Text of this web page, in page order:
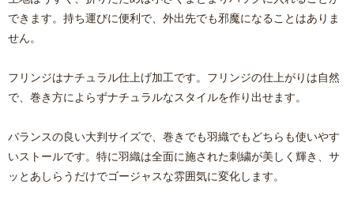
できます。持ち運びに便利で、外出先でも邪魔になることはありま
せん。
フリンジはナチュラル仕上げ加工です。フリンジの仕上がりは自然
で、巻き方によらずナチュラルなスタイルを作り出せます。
バランスの良い大判サイズで、巻きでも羽織でもどちらも使いやす
いストールです。特に羽織は全面に施された刺繍が美しく輝き、サ
ッとあしらうだけでゴージャスな雰囲気に変化します。